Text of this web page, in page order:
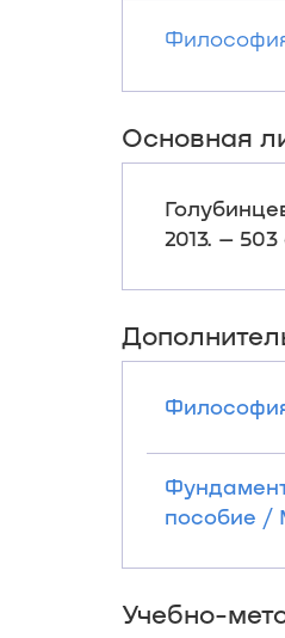
Основная
2013. –
пособие /
Учебно-